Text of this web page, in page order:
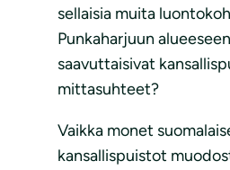
sellaisia muita
Punkaharjuun
saavuttaisivat
mittasuhteet?
Vaikka monet
kansallispuistot